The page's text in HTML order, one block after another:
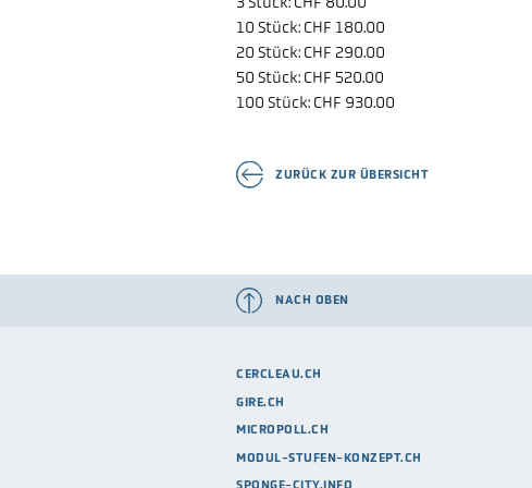
10 Stück: CHF 180.00
20 Stück: CHF 290.00
50 Stück: CHF 520.00
100 Stück: CHF 930.00
ZURÜCK ZUR ÜBERSICHT
NACH OBEN
CERCLEAU.CH
GIRE.CH
MICROPOLL.CH
MODUL-STUFEN-KONZEPT.CH